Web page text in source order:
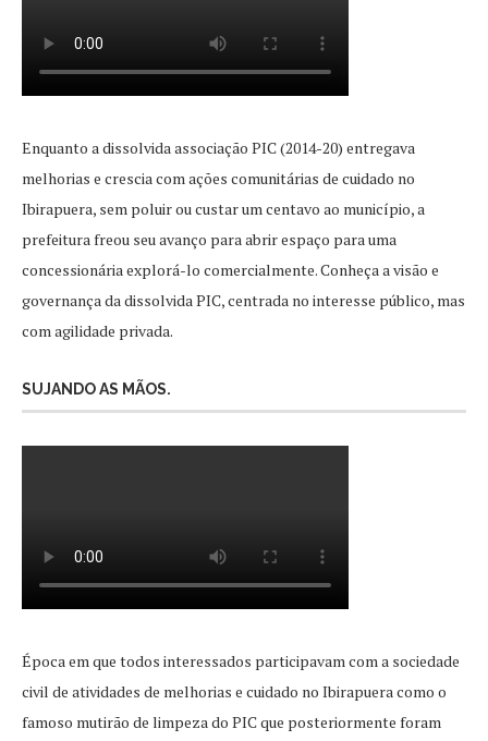
Enquanto a dissolvida associação PIC (2014-20) entregava
melhorias e crescia com ações comunitárias de cuidado no
Ibirapuera, sem poluir ou custar um centavo ao município, a
prefeitura freou seu avanço para abrir espaço para uma
concessionária explorá-lo comercialmente. Conheça a visão e
governança da dissolvida PIC, centrada no interesse público, mas
com agilidade privada.
SUJANDO AS MÃOS.
Época em que todos interessados participavam com a sociedade
civil de atividades de melhorias e cuidado no Ibirapuera como o
famoso mutirão de limpeza do PIC que posteriormente foram